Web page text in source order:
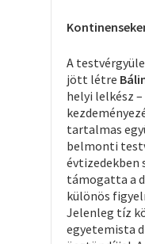
A
jött létre
helyi lelkész
tartalmas
belmonti
évtizedekben
támogatta a
különös
Jelenleg tíz
egyetemista